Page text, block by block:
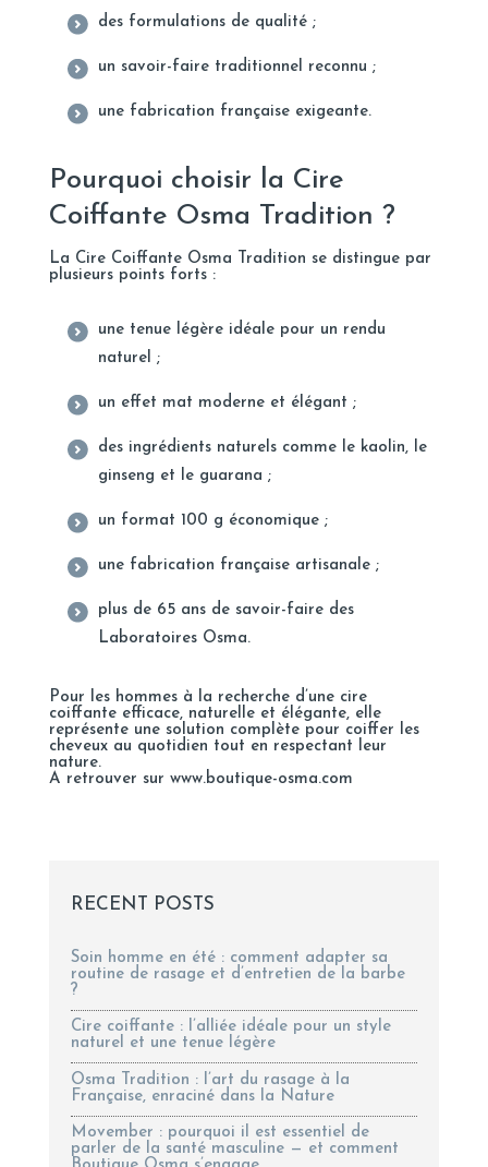
des formulations de qualité ;
un savoir-faire traditionnel reconnu ;
une fabrication française exigeante.
Pourquoi choisir la Cire
Coiffante Osma Tradition ?
La Cire Coiffante Osma Tradition se distingue par
plusieurs points forts :
une tenue légère idéale pour un rendu
naturel ;
un effet mat moderne et élégant ;
des ingrédients naturels comme le kaolin, le
ginseng et le guarana ;
un format 100 g économique ;
une fabrication française artisanale ;
plus de 65 ans de savoir-faire des
Laboratoires Osma.
Pour les hommes à la recherche d’une cire
coiffante efficace, naturelle et élégante, elle
représente une solution complète pour coiffer les
cheveux au quotidien tout en respectant leur
nature.
A retrouver sur www.boutique-osma.com
RECENT POSTS
Soin homme en été : comment adapter sa
routine de rasage et d’entretien de la barbe
?
Cire coiffante : l’alliée idéale pour un style
naturel et une tenue légère
Osma Tradition : l’art du rasage à la
Française, enraciné dans la Nature
Movember : pourquoi il est essentiel de
parler de la santé masculine — et comment